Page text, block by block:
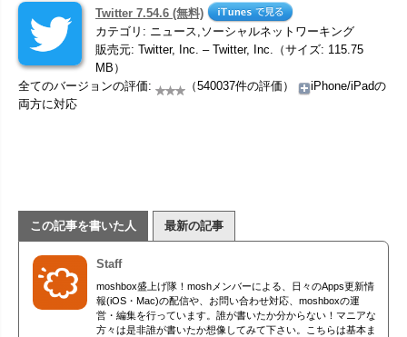
Twitter 7.54.6 (無料)
カテゴリ: ニュース,ソーシャルネットワーキング
販売元: Twitter, Inc. – Twitter, Inc.（サイズ: 115.75
MB）
全てのバージョンの評価:
（540037件の評価）
iPhone/iPadの
両方に対応
この記事を書いた人 最新の記事
Staff
moshbox盛上げ隊！moshメンバーによる、日々のApps更新情
報(iOS・Mac)の配信や、お問い合わせ対応、moshboxの運
営・編集を行っています。誰が書いたか分からない！マニアな
方々は是非誰が書いたか想像してみて下さい。こちらは基本ま